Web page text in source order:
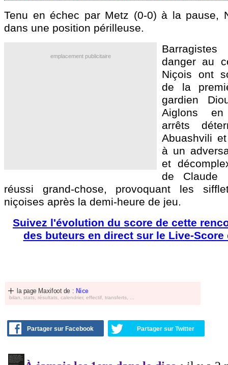
Tenu en échec par Metz (0-0) à la pause,
dans une position périlleuse.
emplacement publicitaire
danger au
Niçois ont
de la
gardien
Aiglons
arrêts
Abuashvili
à un
et
de Claude
réussi grand-chose, provoquant les
niçoises après la demi-heure de jeu.
Suivez l'évolution du score de cette
des buteurs en direct sur le Live-Score
la page Maxifoot de : Nice
bilan, stats, résultats, calendrier, effectif, transferts, ...
Partager sur Facebook Partager sur Twitter